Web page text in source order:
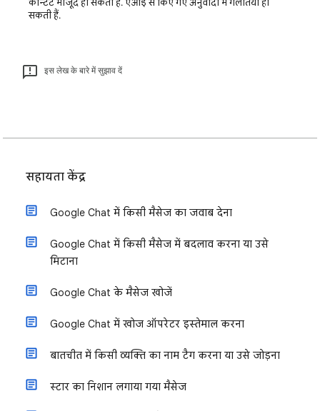
कॉन्टेंट मौजूद हो सकता है. एआई से किए गए अनुवादों में गलतियां हो
सकती हैं.
इस लेख के बारे में सुझाव दें
सहायता केंद्र
Google Chat में किसी मैसेज का जवाब देना
Google Chat में किसी मैसेज में बदलाव करना या उसे
मिटाना
Google Chat के मैसेज खोजें
Google Chat में खोज ऑपरेटर इस्तेमाल करना
बातचीत में किसी व्यक्ति का नाम टैग करना या उसे जोड़ना
स्टार का निशान लगाया गया मैसेज